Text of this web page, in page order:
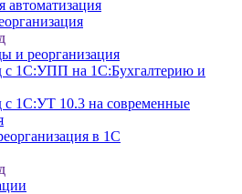
автоматизация
и реорганизация
с 1С:УПП на 1С:Бухгалтерию и
с 1С:УТ 10.3 на современные
в 1С